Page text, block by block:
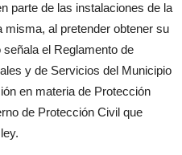
parte de las instalaciones de la
misma, al pretender obtener su
el Reglamento de
y de Servicios del Municipio
en materia de Protección
de Protección Civil que